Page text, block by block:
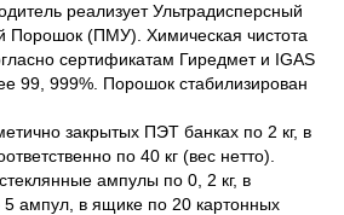
реализует Ультрадисперсный
Порошок (ПМУ). Химическая чистота
сертификатам Гиредмет и IGAS
99, 999%. Порошок стабилизирован
закрытых ПЭТ банках по 2 кг, в
по 40 кг (вес нетто).
ампулы по 0, 2 кг, в
5 ампул, в ящике по 20 картонных